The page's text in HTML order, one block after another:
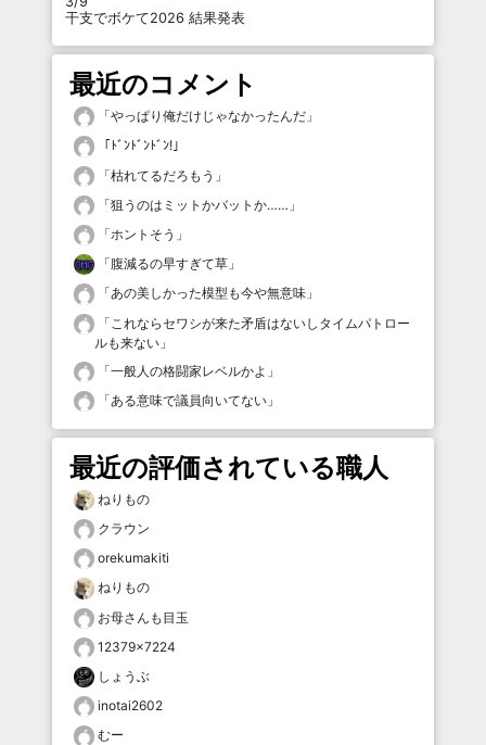
干支でボケて2026 結果発表
最近のコメント
「やっぱり俺だけじゃなかったんだ 」
「 ﾄﾞﾝﾄﾞﾝﾄﾞﾝ! 」
「枯れてるだろもう 」
「狙うのはミットかバットか…… 」
「ホントそう 」
「腹減るの早すぎて草 」
「あの美しかった模型も今や無意味 」
「 これならセワシが来た矛盾はないしタイムパトロー
ルも来ない 」
「一般人の格闘家レベルかよ 」
「ある意味で議員向いてない 」
最近の評価されている職人
ねりもの
クラウン
orekumakiti
ねりもの
お母さんも目玉
12379×7224
しょうぶ
inotai2602
むー